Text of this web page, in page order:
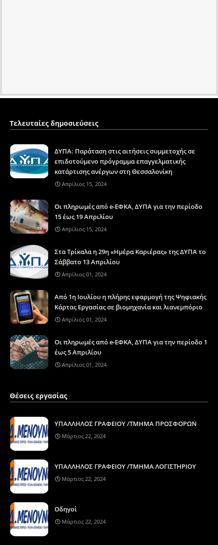
Τελευταίες δημοσιεύσεις
ΔΥΠΑ: Παράταση στις αιτήσεις συμμετοχής σε
επιδοτούμενο πρόγραμμα επαγγελματικής
κατάρτισης ανέργων στη Θεσσαλονίκη
Απρίλιος 15, 2024
Οι πληρωμές από e-ΕΦΚΑ, ΔΥΠΑ για την περίοδο
15 έως 19 Απριλίου
Απρίλιος 15, 2024
Στα Τρίκαλα η 29η «Ημέρα Καριέρας» της ΔΥΠΑ το
Σάββατο 13 Απριλίου
Απρίλιος 01, 2024
Από 1η Ιουλίου η πλήρης εφαρμογή της Ψηφιακής
Κάρτας Εργασίας σε βιομηχανία και λιανεμπόριο
Απρίλιος 01, 2024
Οι πληρωμές από e-ΕΦΚΑ, ΔΥΠΑ για την περίοδο 1
έως 5 Απριλίου
Απρίλιος 01, 2024
Θέσεις εργασίας
ΥΠΑΛΛΗΛΟΣ ΓΡΑΦΕΙΟΥ /ΤΜΗΜΑ ΠΡΟΣΦΟΡΩΝ
Μάρτιος 22, 2024
ΥΠΑΛΛΗΛΟΣ ΓΡΑΦΕΙΟΥ /ΤΜΗΜΑ ΛΟΓΙΣΤΗΡΙΟΥ
Μάρτιος 22, 2024
Οδηγοί
Μάρτιος 22, 2024